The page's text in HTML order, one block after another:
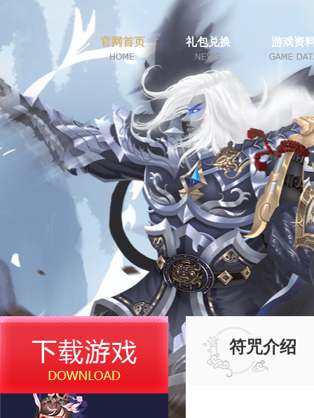
官网首页 礼包兑换 游戏资
符咒介绍